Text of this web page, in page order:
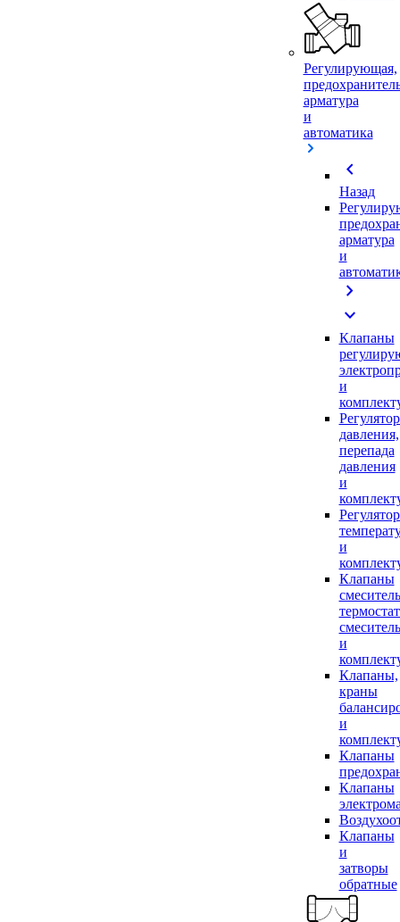
Регулирующая,
арматура
и
автоматика
chevron_left
Назад
арматура
и
chevron_right
expand_more
Клапаны
и
давления,
перепада
давления
и
и
Клапаны
и
Клапаны,
краны
и
Клапаны
Клапаны
Клапаны
и
затворы
обратные